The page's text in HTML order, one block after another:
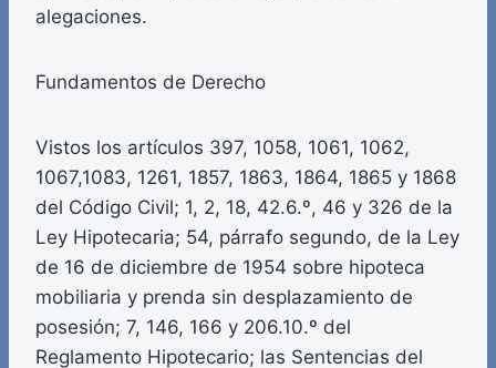
alegaciones.
Fundamentos de Derecho
Vistos los artículos 397, 1058, 1061, 1062,
1067,1083, 1261, 1857, 1863, 1864, 1865 y 1868
del Código Civil; 1, 2, 18, 42.6.º, 46 y 326 de la
Ley Hipotecaria; 54, párrafo segundo, de la Ley
de 16 de diciembre de 1954 sobre hipoteca
mobiliaria y prenda sin desplazamiento de
posesión; 7, 146, 166 y 206.10.º del
Reglamento Hipotecario; las Sentencias del